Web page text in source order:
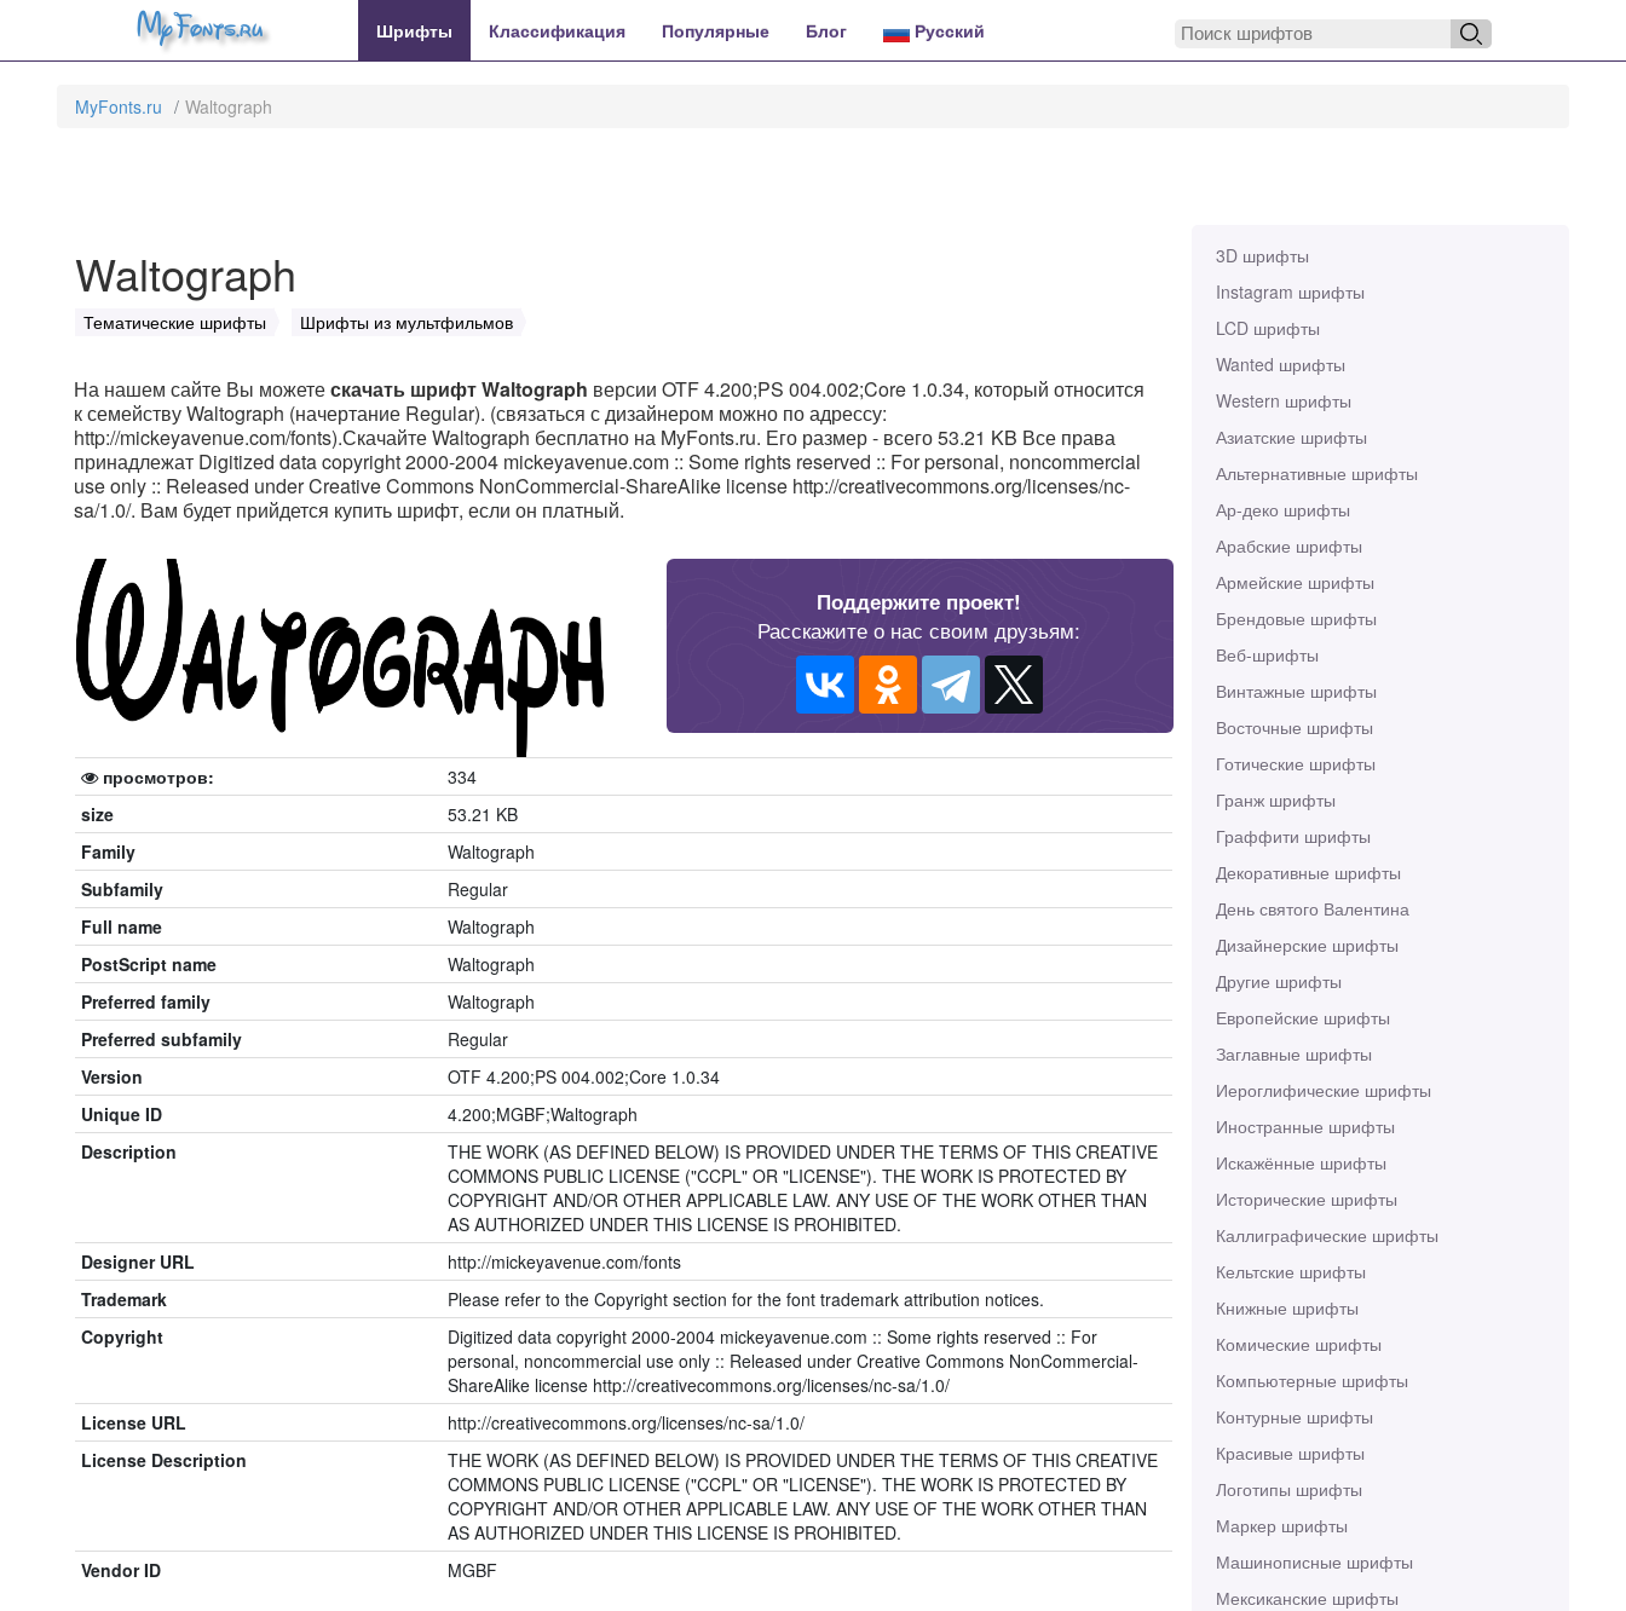
MyFonts.ru Шрифты Классификация Популярные Блог Русский
MyFonts.ru Waltograph
3D шрифты
Instagram шрифты
LCD шрифты
Wanted шрифты
Western шрифты
Азиатские шрифты
Альтернативные шрифты
Ар-деко шрифты
Арабские шрифты
Армейские шрифты
Брендовые шрифты
Веб-шрифты
Винтажные шрифты
Восточные шрифты
Готические шрифты
Гранж шрифты
Граффити шрифты
Декоративные шрифты
День святого Валентина
Дизайнерские шрифты
Другие шрифты
Европейские шрифты
Заглавные шрифты
Иероглифические шрифты
Иностранные шрифты
Искажённые шрифты
Исторические шрифты
Каллиграфические шрифты
Кельтские шрифты
Книжные шрифты
Комические шрифты
Компьютерные шрифты
Контурные шрифты
Красивые шрифты
Логотипы шрифты
Маркер шрифты
Машинописные шрифты
Мексиканские шрифты
Waltograph
Тематические шрифты Шрифты из мультфильмов
На нашем сайте Вы можетескачать шрифт Waltograph версии OTF 4.200;PS 004.002;Core 1.0.34, который относится
к семейству Waltograph (начертание Regular). (связаться с дизайнером можно по адрессу:
http://mickeyavenue.com/fonts).Скачайте Waltograph бесплатно на MyFonts.ru. Его размер - всего 53.21 KB Все права
принадлежат Digitized data copyright 2000-2004 mickeyavenue.com :: Some rights reserved :: For personal, noncommercial
use only :: Released under Creative Commons NonCommercial-ShareAlike license http://creativecommons.org/licenses/nc-
sa/1.0/. Вам будет прийдется купить шрифт, если он платный.
Поддержите проект!
Расскажите о нас своим друзьям:
просмотров:
334
size
53.21 KB
Family
Waltograph
Subfamily
Regular
Full name
Waltograph
PostScript name
Waltograph
Preferred family
Waltograph
Preferred subfamily
Regular
Version
OTF 4.200;PS 004.002;Core 1.0.34
Unique ID
4.200;MGBF;Waltograph
Description
THE WORK (AS DEFINED BELOW) IS PROVIDED UNDER THE TERMS OF THIS CREATIVE
COMMONS PUBLIC LICENSE ("CCPL" OR "LICENSE"). THE WORK IS PROTECTED BY
COPYRIGHT AND/OR OTHER APPLICABLE LAW. ANY USE OF THE WORK OTHER THAN
AS AUTHORIZED UNDER THIS LICENSE IS PROHIBITED.
Designer URL
http://mickeyavenue.com/fonts
Trademark
Please refer to the Copyright section for the font trademark attribution notices.
Copyright
Digitized data copyright 2000-2004 mickeyavenue.com :: Some rights reserved :: For
personal, noncommercial use only :: Released under Creative Commons NonCommercial-
ShareAlike license http://creativecommons.org/licenses/nc-sa/1.0/
License URL
http://creativecommons.org/licenses/nc-sa/1.0/
License Description
THE WORK (AS DEFINED BELOW) IS PROVIDED UNDER THE TERMS OF THIS CREATIVE
COMMONS PUBLIC LICENSE ("CCPL" OR "LICENSE"). THE WORK IS PROTECTED BY
COPYRIGHT AND/OR OTHER APPLICABLE LAW. ANY USE OF THE WORK OTHER THAN
AS AUTHORIZED UNDER THIS LICENSE IS PROHIBITED.
Vendor ID
MGBF